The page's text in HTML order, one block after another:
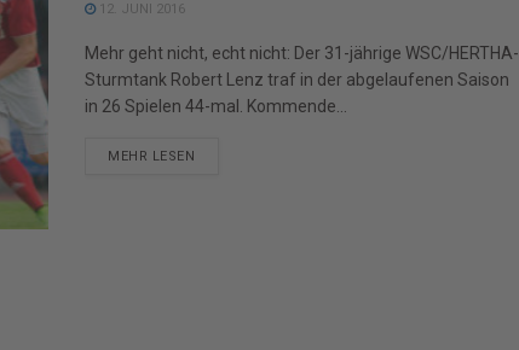
12. JUNI 2016
Mehr geht nicht, echt nicht: Der 31-jährige WSC/HERTHA-
Sturmtank Robert Lenz traf in der abgelaufenen Saison
in 26 Spielen 44-mal. Kommende...
MEHR LESEN